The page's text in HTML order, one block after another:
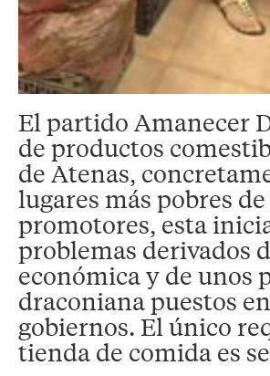
El partido Amanecer
de productos
de Atenas,
lugares más pobres
promotores, esta
problemas derivados
económica y de unos
draconiana puestos
gobiernos. El único
tienda de comida es